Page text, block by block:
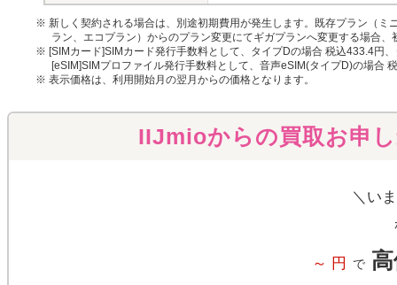
※ 新しく契約される場合は、別途初期費用が発生します。既存プラン（
ラン、エコプラン）からのプラン変更にてギガプランへ変更する場合、
※ [SIMカード]SIMカード発行手数料として、タイプDの場合 税込433.4円
[eSIM]SIMプロファイル発行手数料として、音声eSIM(タイプD)の場合
※ 表示価格は、利用開始月の翌月からの価格となります。
IIJmioからの買取お申
＼い
～ 円 で